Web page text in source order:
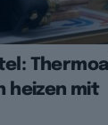
heizen mit